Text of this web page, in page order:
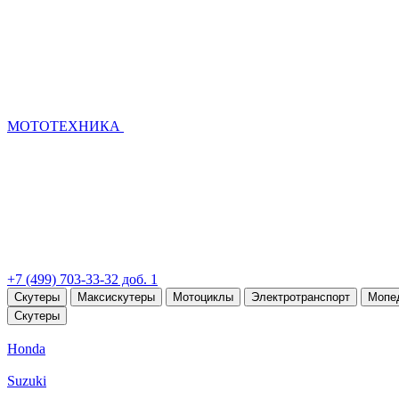
МОТОТЕХНИКА
+7 (499) 703-33-32 доб. 1
Скутеры Максискутеры Мотоциклы Электротранспорт
Скутеры
Honda
Suzuki